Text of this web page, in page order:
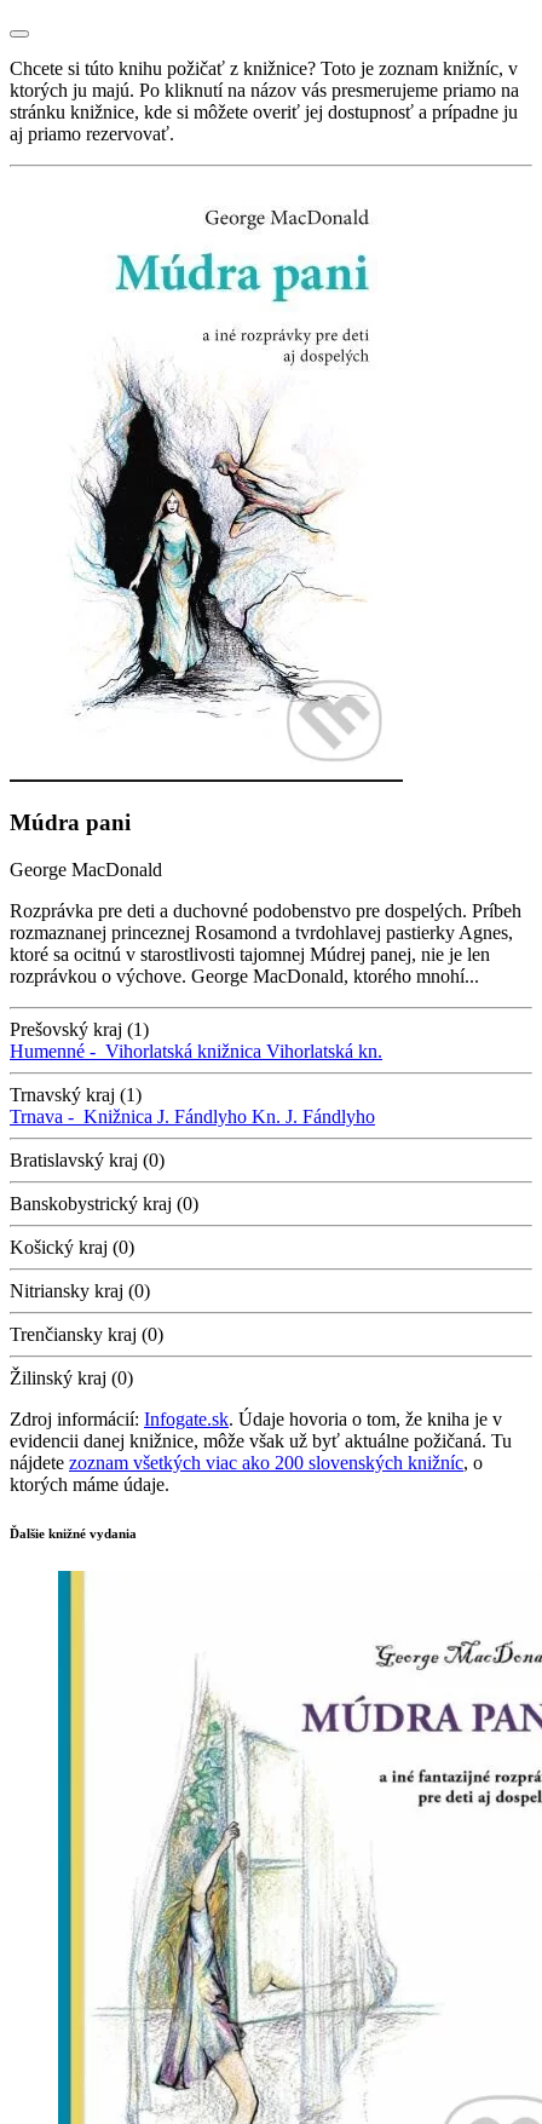
Chcete si túto knihu požičať z knižnice? Toto je zoznam knižníc, v
ktorých ju majú. Po kliknutí na názov vás presmerujeme priamo na
stránku knižnice, kde si môžete overiť jej dostupnosť a prípadne ju
aj priamo rezervovať.
Múdra pani
George MacDonald
Rozprávka pre deti a duchovné podobenstvo pre dospelých. Príbeh
rozmaznanej princeznej Rosamond a tvrdohlavej pastierky Agnes,
ktoré sa ocitnú v starostlivosti tajomnej Múdrej panej, nie je len
rozprávkou o výchove. George MacDonald, ktorého mnohí...
Prešovský kraj (1)
Humenné - Vihorlatská knižnica Vihorlatská kn.
Trnavský kraj (1)
Trnava - Knižnica J. Fándlyho Kn. J. Fándlyho
Bratislavský kraj (0)
Banskobystrický kraj (0)
Košický kraj (0)
Nitriansky kraj (0)
Trenčiansky kraj (0)
Žilinský kraj (0)
Zdroj informácií: Infogate.sk. Údaje hovoria o tom, že kniha je v
evidencii danej knižnice, môže však už byť aktuálne požičaná. Tu
nájdete zoznam všetkých viac ako 200 slovenských knižníc, o
ktorých máme údaje.
Ďalšie knižné vydania